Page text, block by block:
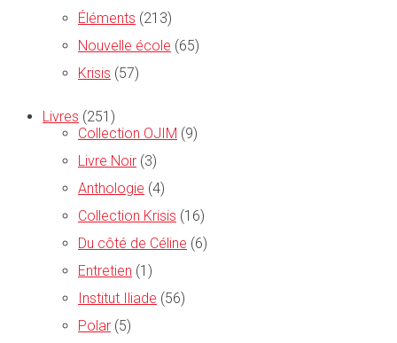
Éléments (213)
Nouvelle école (65)
Krisis (57)
Livres (251)
Collection OJIM (9)
Livre Noir (3)
Anthologie (4)
Collection Krisis (16)
Du côté de Céline (6)
Entretien (1)
Institut Iliade (56)
Polar (5)